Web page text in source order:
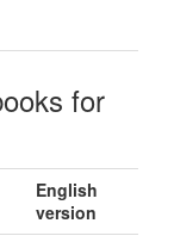
for
English
version